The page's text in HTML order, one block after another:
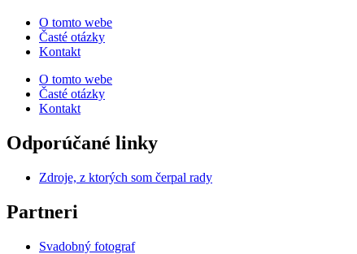
O tomto webe
Časté otázky
Kontakt
O tomto webe
Časté otázky
Kontakt
Odporúčané linky
Zdroje, z ktorých som čerpal rady
Partneri
Svadobný fotograf